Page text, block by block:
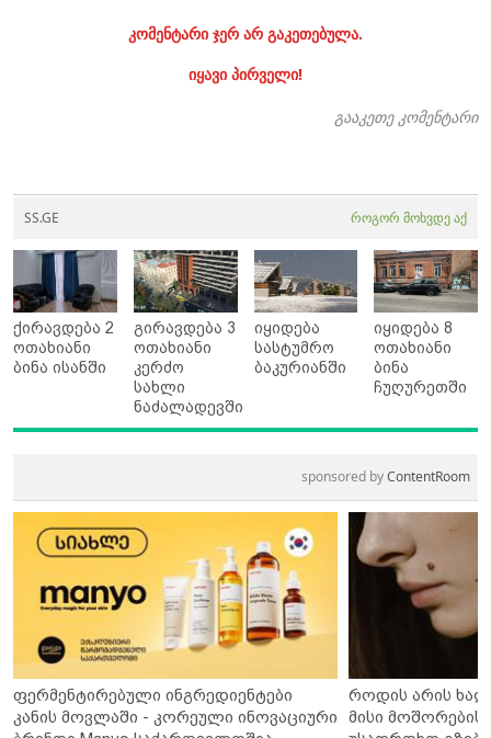
კომენტარი ჯერ არ გაკეთებულა.
იყავი პირველი!
გააკეთე კომენტარი
SS.GE როგორ მოხვდე აქ
ქირავდება 2
ოთახიანი
ბინა ისანში
გირავდება 3
ოთახიანი
კერძო
სახლი
ნაძალადევში
იყიდება
სასტუმრო
ბაკურიანში
იყიდება 8
ოთახიანი
ბინა
ჩუღურეთში
sponsored byContentRoom
ფერმენტირებული ინგრედიენტები
კანის მოვლაში - კორეული ინოვაციური
როდის არის
მისი მოშორების